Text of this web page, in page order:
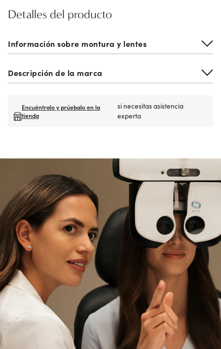
Detalles del producto
Información sobre montura y lentes
Descripción de la marca
Encuéntralo y prúebalo en la
tienda
si necesitas asistencia
experta